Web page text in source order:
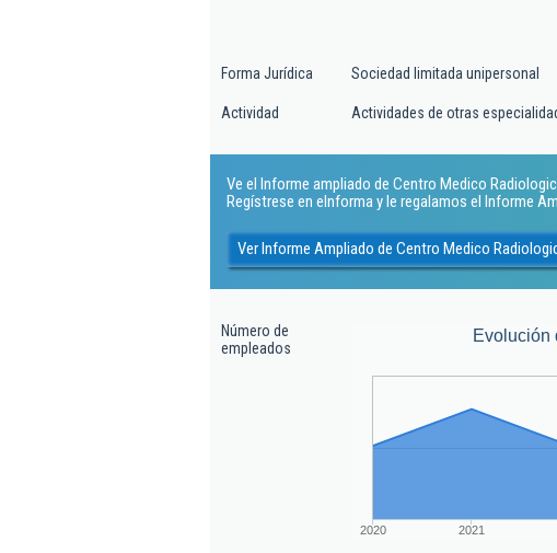
Forma Jurídica Sociedad limitada unipersonal
Actividad Actividades de otras
Ve el Informe ampliado de Centro Medico
Regístrese en eInforma y le regalamos el Informe
Ver Informe Ampliado de Centro Medico
Número de
empleados
Evolución
2020 2021